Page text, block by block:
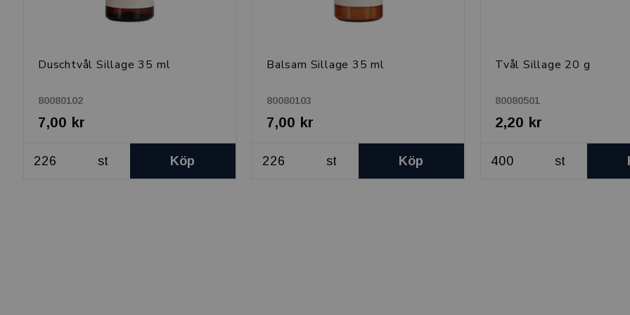
Duschtvål Sillage 35 ml
80080102
7,00 kr
st Köp
Balsam Sillage 35 ml
80080103
7,00 kr
st Köp
Tvål Sillage 20 g
80080501
2,20 kr
st